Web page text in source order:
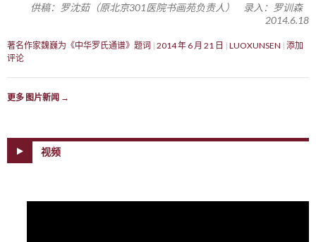
供稿：罗沈茹（原北京301医院书画苑负责人） 录入：罗训森
2014.6.18
著名作家魏巍为《中华罗氏通谱》题词 2014 年 6 月 21 日 LUOXUNSEN 添加
评论
更多 图片新闻 →
视频